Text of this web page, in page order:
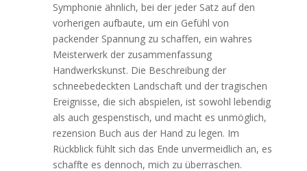
Symphonie ähnlich, bei der jeder Satz auf den
vorherigen aufbaute, um ein Gefühl von
packender Spannung zu schaffen, ein wahres
Meisterwerk der zusammenfassung
Handwerkskunst. Die Beschreibung der
schneebedeckten Landschaft und der tragischen
Ereignisse, die sich abspielen, ist sowohl lebendig
als auch gespenstisch, und macht es unmöglich,
rezension Buch aus der Hand zu legen. Im
Rückblick fühlt sich das Ende unvermeidlich an, es
schaffte es dennoch, mich zu überraschen.